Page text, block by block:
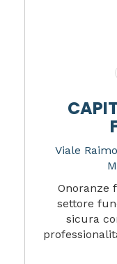
Viale
Onoranze
settore
sicura